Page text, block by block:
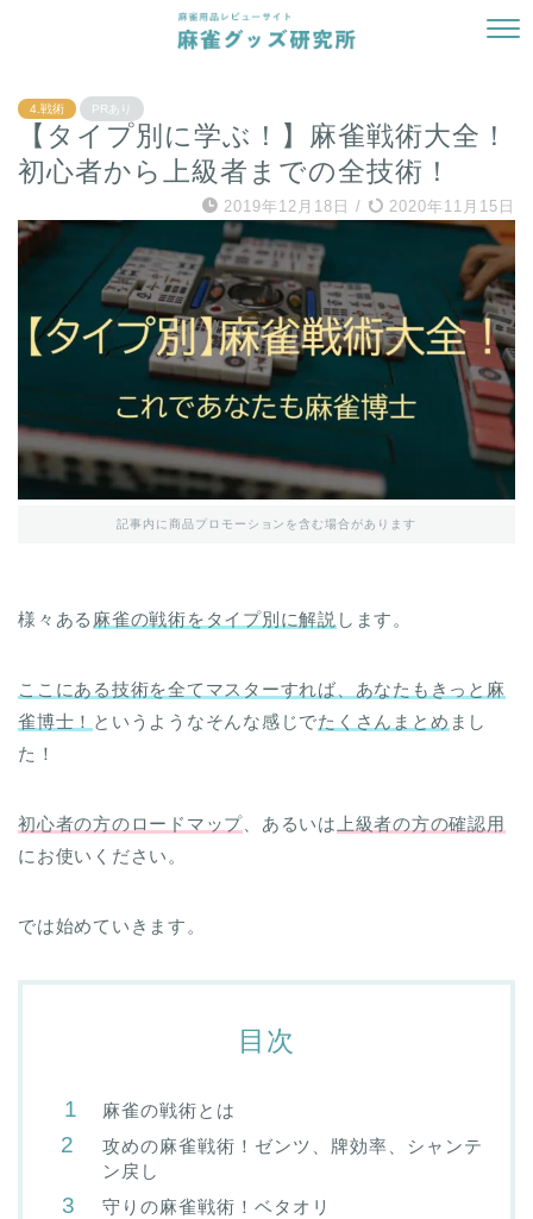
4.戦術 PRあり
【タイプ別に学ぶ！】麻雀戦術大全！
初心者から上級者までの全技術！
2019年12月18日 / 2020年11月15日
記事内に商品プロモーションを含む場合があります
様々ある 麻雀の戦術をタイプ別に解説 します。
ここにある技術を全てマスターすれば、あなたもきっと麻
雀博士！ というようなそんな感じでたくさんまとめ まし
た！
初心者の方のロードマップ 、あるいは 上級者の方の確認用
にお使いください。
では始めていきます。
目次
麻雀の戦術とは
攻めの麻雀戦術！ゼンツ、牌効率、シャンテ
ン戻し
守りの麻雀戦術！ベタオリ